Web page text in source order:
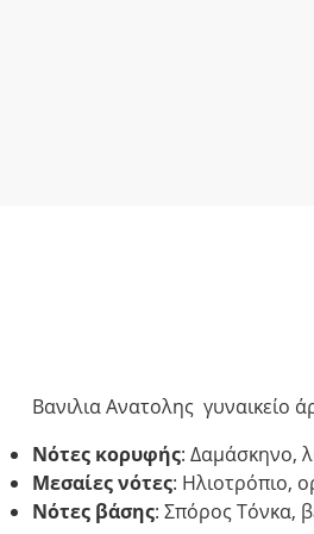
Βανιλια Ανατολης γυναικείο
Νότες κορυφής: Δαμάσκηνο,
Μεσαίες νότες: Ηλιοτρόπιο,
Νότες βάσης: Σπόρος Τόνκα,